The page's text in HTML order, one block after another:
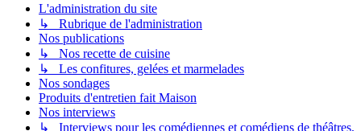
L'administration du site
↳ Rubrique de l'administration
Nos publications
↳ Nos recette de cuisine
↳ Les confitures, gelées et marmelades
Nos sondages
Produits d'entretien fait Maison
Nos interviews
↳ Interviews pour les comédiennes et comédiens de théâtres,